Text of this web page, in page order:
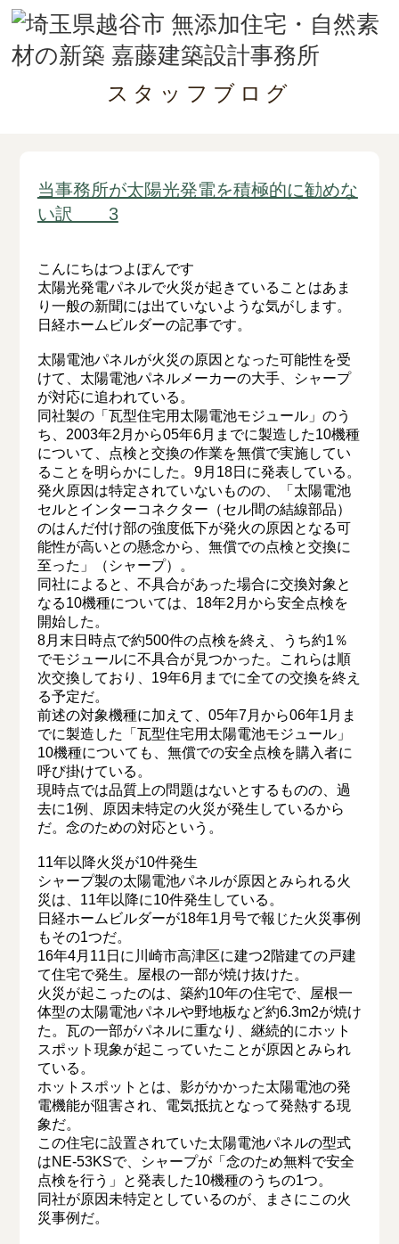
スタッフブログ
当事務所が太陽光発電を積極的に勧めな
い訳 3
こんにちはつよぽんです
太陽光発電パネルで火災が起きていることはあま
り一般の新聞には出ていないような気がします。
日経ホームビルダーの記事です。
太陽電池パネルが火災の原因となった可能性を受
けて、太陽電池パネルメーカーの大手、シャープ
が対応に追われている。
同社製の「瓦型住宅用太陽電池モジュール」のう
ち、2003年2月から05年6月までに製造した10機種
について、点検と交換の作業を無償で実施してい
ることを明らかにした。9月18日に発表している。
発火原因は特定されていないものの、「太陽電池
セルとインターコネクター（セル間の結線部品）
のはんだ付け部の強度低下が発火の原因となる可
能性が高いとの懸念から、無償での点検と交換に
至った」（シャープ）。
同社によると、不具合があった場合に交換対象と
なる10機種については、18年2月から安全点検を
開始した。
8月末日時点で約500件の点検を終え、うち約1％
でモジュールに不具合が見つかった。これらは順
次交換しており、19年6月までに全ての交換を終え
る予定だ。
前述の対象機種に加えて、05年7月から06年1月ま
でに製造した「瓦型住宅用太陽電池モジュール」
10機種についても、無償での安全点検を購入者に
呼び掛けている。
現時点では品質上の問題はないとするものの、過
去に1例、原因未特定の火災が発生しているから
だ。念のための対応という。
11年以降火災が10件発生
シャープ製の太陽電池パネルが原因とみられる火
災は、11年以降に10件発生している。
日経ホームビルダーが18年1月号で報じた火災事例
もその1つだ。
16年4月11日に川崎市高津区に建つ2階建ての戸建
て住宅で発生。屋根の一部が焼け抜けた。
火災が起こったのは、築約10年の住宅で、屋根一
体型の太陽電池パネルや野地板など約6.3m2が焼け
た。瓦の一部がパネルに重なり、継続的にホット
スポット現象が起こっていたことが原因とみられ
ている。
ホットスポットとは、影がかかった太陽電池の発
電機能が阻害され、電気抵抗となって発熱する現
象だ。
この住宅に設置されていた太陽電池パネルの型式
はNE-53KSで、シャープが「念のため無料で安全
点検を行う」と発表した10機種のうちの1つ。
同社が原因未特定としているのが、まさにこの火
災事例だ。